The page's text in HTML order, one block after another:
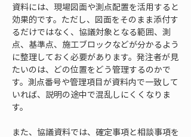
資料には、現場図面や測点配置を活用すると
効果的です。ただし、図面をそのまま添付す
るだけではなく、協議対象となる範囲、測
点、基準点、施工ブロックなどが分かるよう
に整理しておく必要があります。発注者が見
たいのは、どの位置をどう管理するのかで
す。測点番号や管理項目が資料内で一致して
いれば、説明の途中で混乱しにくくなりま
す。
また、協議資料では、確定事項と相談事項を